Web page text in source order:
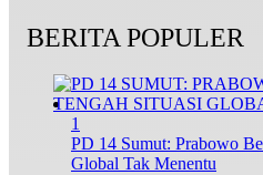
BERITA POPULER
1
PD 14 Sumut: Prabowo
Global Tak Menentu